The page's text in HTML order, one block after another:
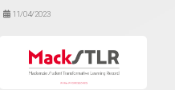
11/04/2023